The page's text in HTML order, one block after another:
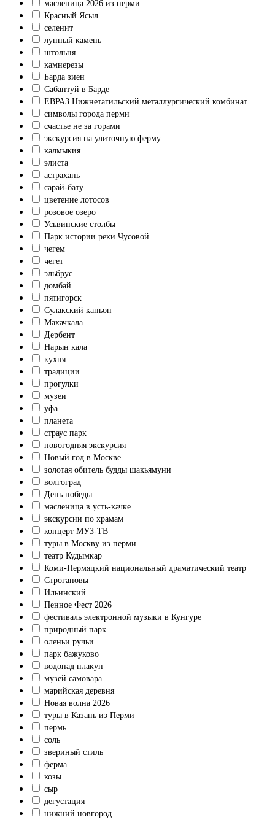
масленица 2026 из перми
Красный Ясыл
селенит
лунный камень
штольня
камнерезы
Барда зиен
Сабантуй в Барде
ЕВРАЗ Нижнетагильский металлургический комбинат
символы города перми
счастье не за горами
экскурсия на улиточную ферму
калмыкия
элиста
астрахань
сарай-бату
цветение лотосов
розовое озеро
Усьвинские столбы
Парк истории реки Чусовой
чегем
чегет
эльбрус
домбай
пятигорск
Сулакский каньон
Махачкала
Дербент
Нарын кала
кухня
традиции
прогулки
музеи
уфа
планета
страус парк
новогодняя экскурсия
Новый год в Москве
золотая обитель будды шакьямуни
волгоград
День победы
масленица в усть-качке
экскурсии по храмам
концерт МУЗ-ТВ
туры в Москву из перми
театр Кудымкар
Коми‑Пермяцкий национальный драматический театр
Строгановы
Ильинский
Пенное Фест 2026
фестиваль электронной музыки в Кунгуре
природный парк
оленьи ручьи
парк бажуково
водопад плакун
музей самовара
марийская деревня
Новая волна 2026
туры в Казань из Перми
пермь
соль
звериный стиль
ферма
козы
сыр
дегустация
нижний новгород